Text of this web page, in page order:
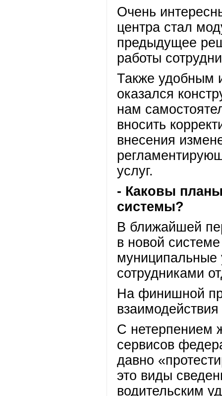
Очень
центра стал
предыдущее
работы
Также удобным
оказался
нам
вносить
внесения
услуг.
- Каковы
системы?
В ближайшей
в новой
муниципальные
сотрудниками
На финишной
С нетерпением
сервисов
давно
это виды
водительским